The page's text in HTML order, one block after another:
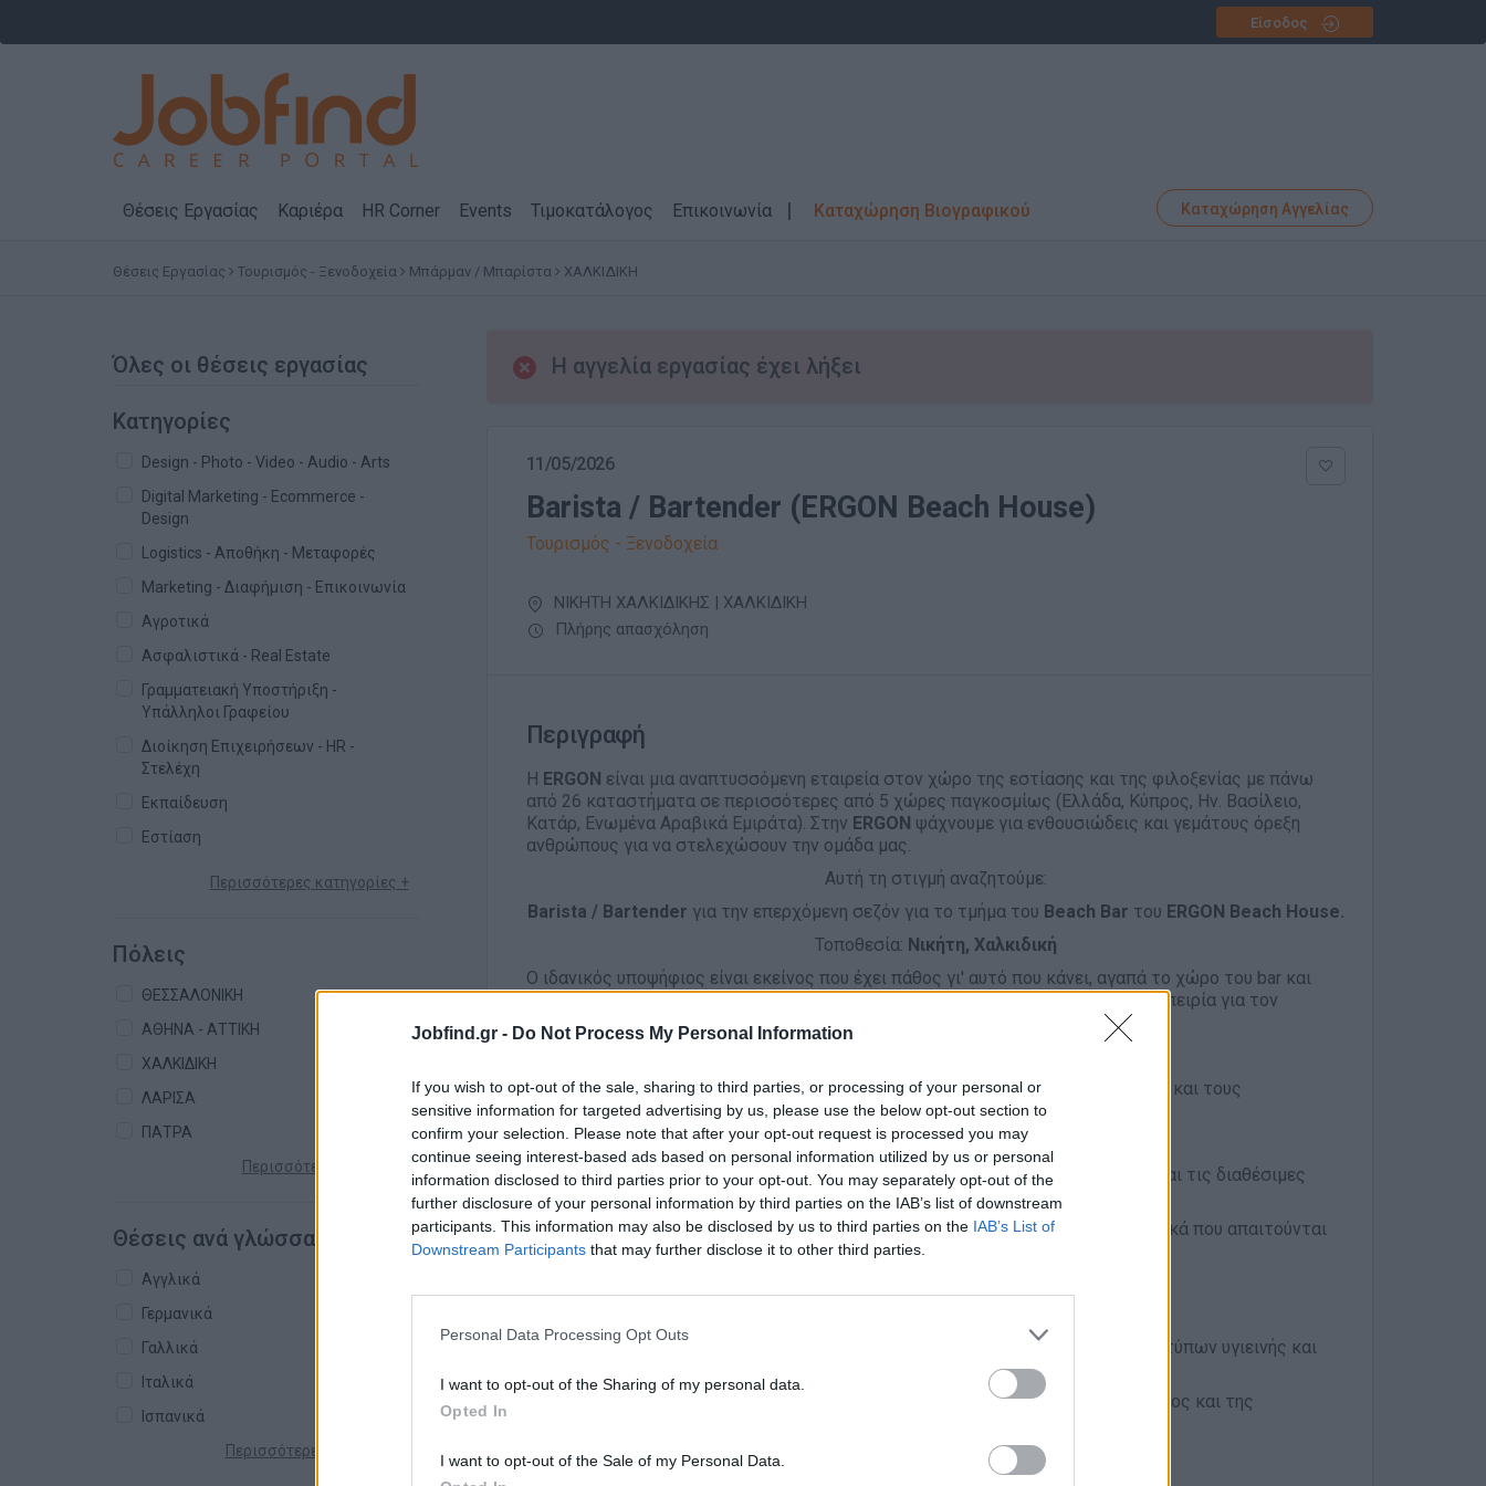
Jobfind.gr - Do Not Process My Personal Information
If you wish to opt-out of the sale, sharing to third parties, or processing of your personal or
sensitive information for targeted advertising by us, please use the below opt-out section to
confirm your selection. Please note that after your opt-out request is processed you may
continue seeing interest-based ads based on personal information utilized by us or personal
information disclosed to third parties prior to your opt-out. You may separately opt-out of the
further disclosure of your personal information by third parties on the IAB’s list of downstream
participants. This information may also be disclosed by us to third parties on the IAB’s List of
Downstream Participants that may further disclose it to other third parties.
Personal Data Processing Opt Outs
I want to opt-out of the Sharing of my personal data.
Opted In
I want to opt-out of the Sale of my Personal Data.
Είσοδος
Θέσεις Εργασίας Καριέρα HR Corner Events Τιμοκατάλογος Επικοινωνία Καταχώρηση Βιογραφικού Καταχώρηση Αγγελίας
Θέσεις Εργασίας Τουρισμός - Ξενοδοχεία Μπάρμαν / Μπαρίστα ΧΑΛΚΙΔΙΚΗ
Όλες οι θέσεις εργασίας
Κατηγορίες
Design - Photo - Video - Audio - Arts
Digital Marketing - Ecommerce -
Design
Logistics - Αποθήκη - Μεταφορές
Marketing - Διαφήμιση - Επικοινωνία
Αγροτικά
Ασφαλιστικά - Real Estate
Γραμματειακή Υποστήριξη -
Υπάλληλοι Γραφείου
Διοίκηση Επιχειρήσεων - HR -
Στελέχη
Εκπαίδευση
Εστίαση
Περισσότερες κατηγορίες +
Πόλεις
ΘΕΣΣΑΛΟΝΙΚΗ
ΑΘΗΝΑ - ΑΤΤΙΚΗ
ΧΑΛΚΙΔΙΚΗ
ΛΑΡΙΣΑ
ΠΑΤΡΑ
Περισσότερες πόλεις +
Θέσεις ανά γλώσσα
Αγγλικά
Γερμανικά
Γαλλικά
Ιταλικά
Ισπανικά
Περισσότερες γλώσσες +
Η αγγελία εργασίας έχει λήξει
11/05/2026
Barista / Bartender (ERGON Beach House)
Τουρισμός - Ξενοδοχεία
ΝΙΚΗΤΗ ΧΑΛΚΙΔΙΚΗΣ | ΧΑΛΚΙΔΙΚΗ
Πλήρης απασχόληση
Περιγραφή
Η ERGON είναι μια αναπτυσσόμενη εταιρεία στον χώρο της εστίασης και της φιλοξενίας με πάνω
από 26 καταστήματα σε περισσότερες από 5 χώρες παγκοσμίως (Ελλάδα, Κύπρος, Ην. Βασίλειο,
Κατάρ, Ενωμένα Αραβικά Εμιράτα). Στην ERGON ψάχνουμε για ενθουσιώδεις και γεμάτους όρεξη
ανθρώπους για να στελεχώσουν την ομάδα μας.
Αυτή τη στιγμή αναζητούμε:
Barista / Bartender για την επερχόμενη σεζόν για το τμήμα του Beach Βar του ERGON Beach House.
Τοποθεσία: Νικήτη, Χαλκιδική
Ο ιδανικός υποψήφιος είναι εκείνος που έχει πάθος γι' αυτό που κάνει, αγαπά το χώρο του bar και
είναι πρόθυμος να μετατρέψει την επίσκεψη στον χώρο μας σε μια μοναδική εμπειρία για τον
επισκέπτη. Η προϋπηρεσία σε αντίστοιχη θέση είναι απαραίτητη.
Καλείστε να προσφέρετε την καλύτερη δυνατή εξυπηρέτηση στους πελάτες και τους
συναδέλφους σας
Είστε υπεύθυνοι για την αποδοχή και την προετοιμασία παραγγελιών καφέ
Μπορείτε να μοιραστείτε τις γνώσεις σας γύρω από την παρασκευή καφέ και τις διαθέσιμες
ποικιλίες όταν αυτό σας ζητηθεί
Ξέρετε να παρασκευάζετε ποτά και κοκτέιλ και γνωρίζετε αναλυτικά τα υλικά που απαιτούνται
για την παρασκευή τους
Φροντίζετε τον καθαρισμό και τη διατήρηση του χώρου σας εντός των προτύπων υγιεινής και
Eργάζεστε με ταχύτητα αλλά πάντα με προσοχή στην ποιότητα του προϊόντος και της